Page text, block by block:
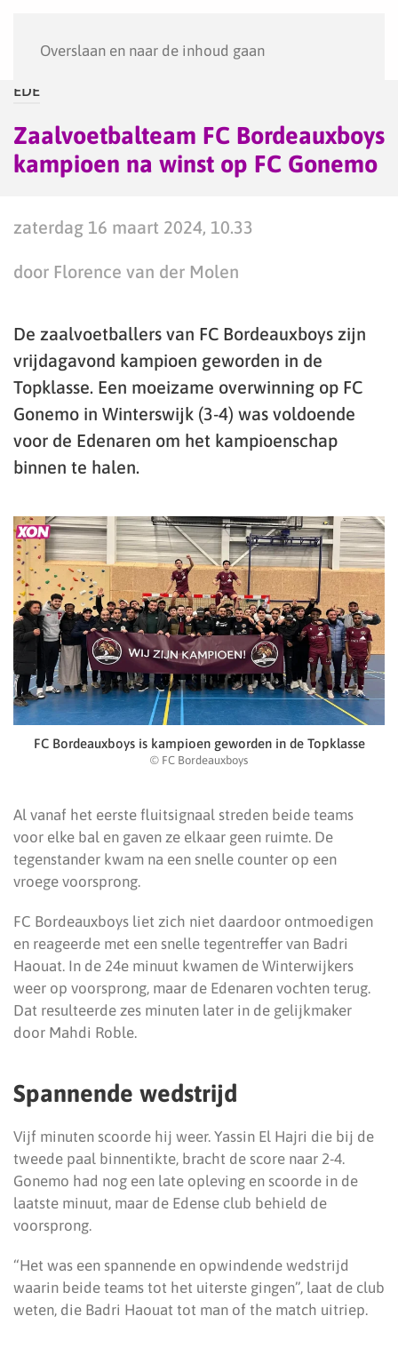
Overslaan en naar de inhoud gaan
EDE
Zaalvoetbalteam FC Bordeauxboys
kampioen na winst op FC Gonemo
zaterdag 16 maart 2024, 10.33
door Florence van der Molen
De zaalvoetballers van FC Bordeauxboys zijn
vrijdagavond kampioen geworden in de
Topklasse. Een moeizame overwinning op FC
Gonemo in Winterswijk (3-4) was voldoende
voor de Edenaren om het kampioenschap
binnen te halen.
FC Bordeauxboys is kampioen geworden in de Topklasse
© FC Bordeauxboys
Al vanaf het eerste fluitsignaal streden beide teams
voor elke bal en gaven ze elkaar geen ruimte. De
tegenstander kwam na een snelle counter op een
vroege voorsprong.
FC Bordeauxboys liet zich niet daardoor ontmoedigen
en reageerde met een snelle tegentreffer van Badri
Haouat. In de 24e minuut kwamen de Winterwijkers
weer op voorsprong, maar de Edenaren vochten terug.
Dat resulteerde zes minuten later in de gelijkmaker
door Mahdi Roble.
Spannende wedstrijd
Vijf minuten scoorde hij weer. Yassin El Hajri die bij de
tweede paal binnentikte, bracht de score naar 2-4.
Gonemo had nog een late opleving en scoorde in de
laatste minuut, maar de Edense club behield de
voorsprong.
“Het was een spannende en opwindende wedstrijd
waarin beide teams tot het uiterste gingen”, laat de club
weten, die Badri Haouat tot man of the match uitriep.